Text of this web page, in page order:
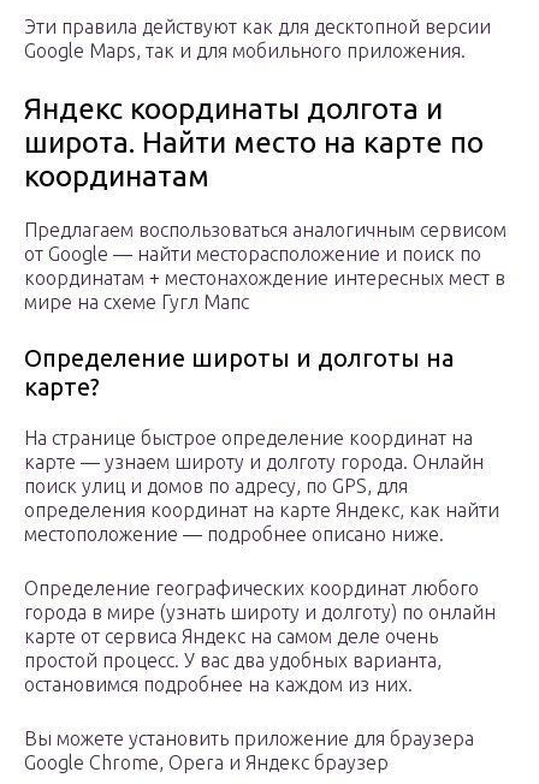
Эти правила действуют как для десктопной версии
Google Maps, так и для мобильного приложения.
Яндекс координаты долгота и
широта. Найти место на карте по
координатам
Предлагаем воспользоваться аналогичным сервисом
от Google — найти месторасположение и поиск по
координатам + местонахождение интересных мест в
мире на схеме Гугл Мапс
Определение широты и долготы на
карте?
На странице быстрое определение координат на
карте — узнаем широту и долготу города. Онлайн
поиск улиц и домов по адресу, по GPS, для
определения координат на карте Яндекс, как найти
местоположение — подробнее описано ниже.
Определение географических координат любого
города в мире (узнать широту и долготу) по онлайн
карте от сервиса Яндекс на самом деле очень
простой процесс. У вас два удобных варианта,
остановимся подробнее на каждом из них.
Вы можете установить приложение для браузера
Google Chrome, Opera и Яндекс браузер